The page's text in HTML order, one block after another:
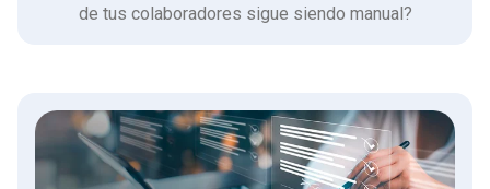
de tus colaboradores sigue siendo manual?